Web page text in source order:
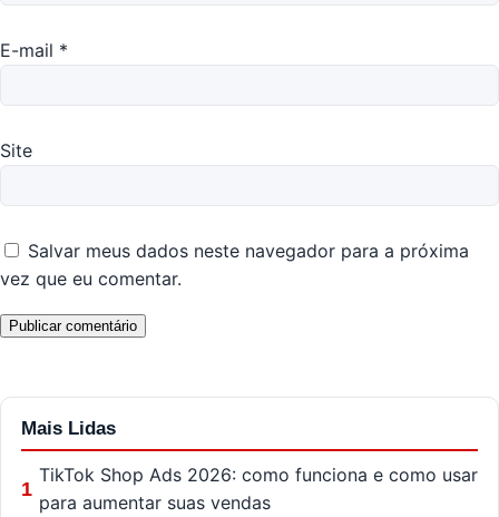
E-mail *
Site
Salvar meus dados neste navegador para a próxima
vez que eu comentar.
Mais Lidas
1
TikTok Shop Ads 2026: como funciona e como usar
para aumentar suas vendas